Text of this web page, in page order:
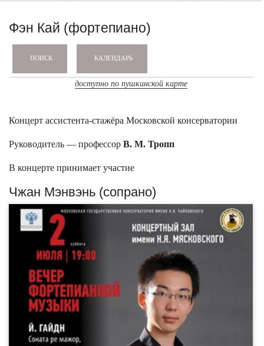
Фэн Кай (фортепиано)
ПОИСК КАЛЕНДАРЬ
доступно по пушкинской карте
Концерт ассистента-стажёра Московской консерватории
Руководитель — профессор В. М. Тропп
В концерте принимает участие
Чжан Мэнвэнь (сопрано)